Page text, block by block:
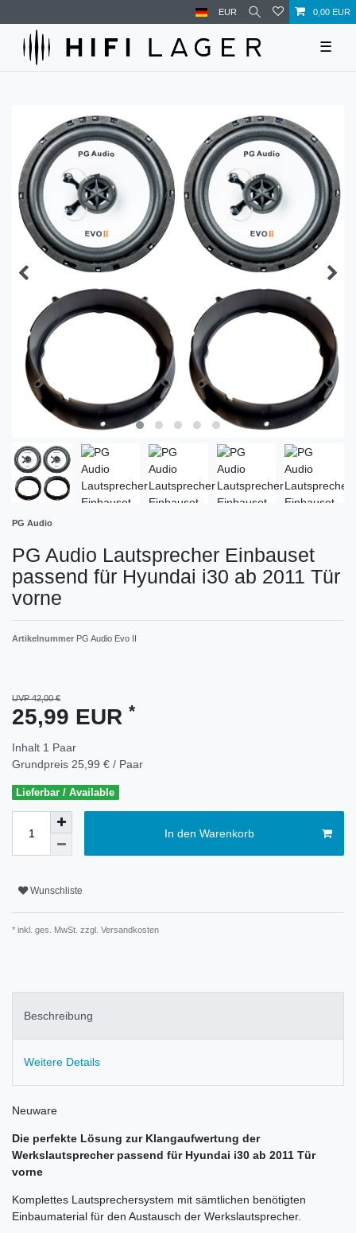
EUR 0,00 EUR
☰
PG Audio
PG Audio Lautsprecher Einbauset
passend für Hyundai i30 ab 2011 Tür
vorne
Artikelnummer PG Audio Evo II
UVP 42,00 €
25,99 EUR *
Inhalt 1 Paar
Grundpreis 25,99 € / Paar
Lieferbar / Available
In den Warenkorb
Wunschliste
* inkl. ges. MwSt. zzgl. Versandkosten
Beschreibung
Weitere Details
Neuware
Die perfekte Lösung zur Klangaufwertung der
Werkslautsprecher passend für Hyundai i30 ab 2011 Tür
vorne
Komplettes Lautsprechersystem mit sämtlichen benötigten
Einbaumaterial für den Austausch der Werkslautsprecher.